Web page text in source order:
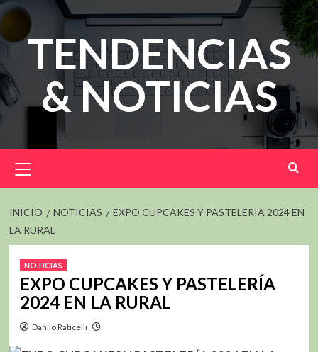
Saltar
contenidoTENDENCIAS
& NOTICIAS
principal
INICIO NOTICIAS
EXPO CUPCAKES Y PASTELERÍA 2024 EN
LA RURAL
NOTICIAS
EXPO CUPCAKES Y PASTELERÍA
2024 EN LA RURAL
Danilo Raticelli